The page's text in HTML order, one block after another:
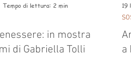
in mostra i
di Gabriella Tolli
Tempo di lettura: 2 min
a
19